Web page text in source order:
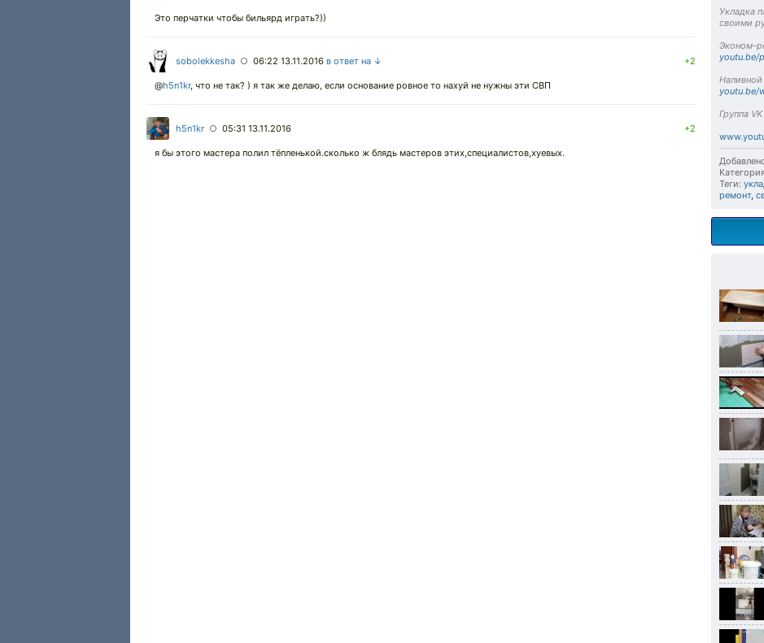
Укладка
своими
Эконом-
youtu.be/
youtu.be/
Группа
Теги:
ремонт,
Это перчатки чтобы бильярд играть?))
sobolekkesha ○ 06:22 13.11.2016 в ответ на ↓ +2
@h5n1kr, что не так? ) я так же делаю, если основание ровное то нахуй не нужны эти СВП
h5n1kr ○ 05:31 13.11.2016 +2
я бы этого мастера полил тёпленькой.сколько ж блядь мастеров этих,специалистов,хуевых.